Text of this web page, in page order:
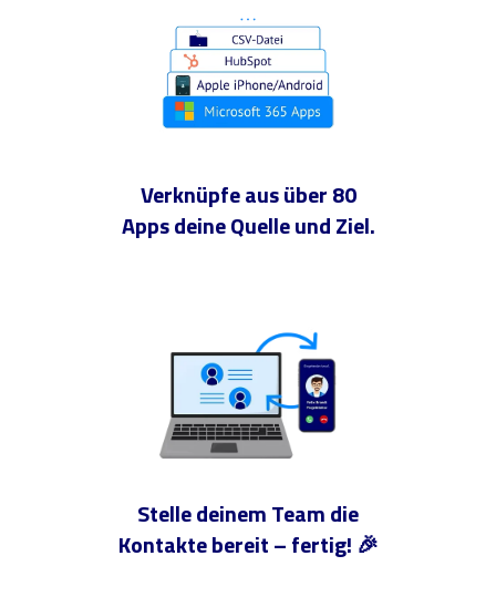
Verknüpfe aus über 80
Apps deine Quelle und Ziel.
Stelle deinem Team die
Kontakte bereit – fertig! 🎉